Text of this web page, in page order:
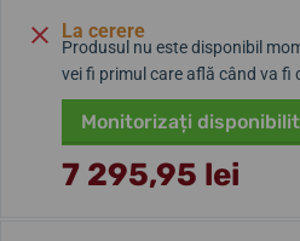
La cerere
Produsul nu este disponibil
vei fi primul care află când va fi
Monitorizați
7 295,95 lei